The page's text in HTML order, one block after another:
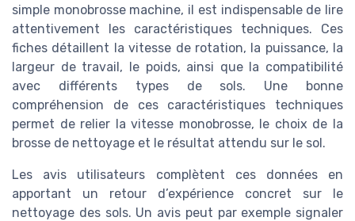
simple monobrosse machine, il est indispensable de lire
attentivement les caractéristiques techniques. Ces
fiches détaillent la vitesse de rotation, la puissance, la
largeur de travail, le poids, ainsi que la compatibilité
avec différents types de sols. Une bonne
compréhension de ces caractéristiques techniques
permet de relier la vitesse monobrosse, le choix de la
brosse de nettoyage et le résultat attendu sur le sol.
Les avis utilisateurs complètent ces données en
apportant un retour d’expérience concret sur le
nettoyage des sols. Un avis peut par exemple signaler